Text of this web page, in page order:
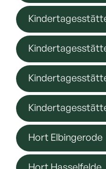
Hort Elbingerode
Hort Hasselfelde